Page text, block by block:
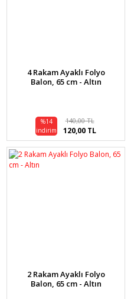
4 Rakam Ayaklı Folyo
Balon, 65 cm - Altın
%14
indirim
140,00 TL
120,00 TL
2 Rakam Ayaklı Folyo
Balon, 65 cm - Altın